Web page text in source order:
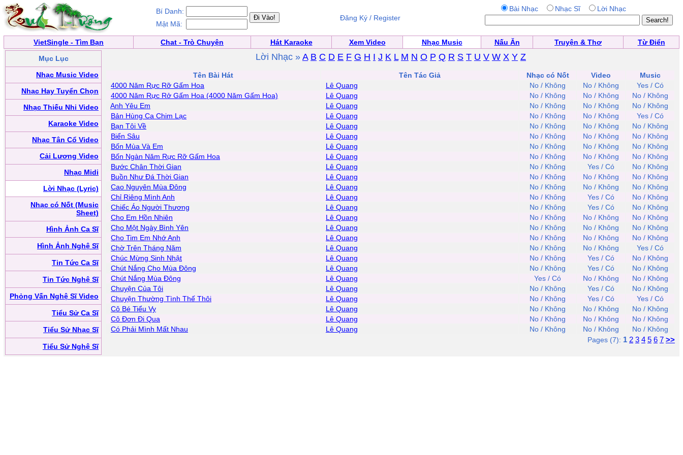
Bí Danh:
Mật Mã:
Đăng Ký / Register
Bài Nhạc Nhạc Sĩ Lời Nhạc
VietSingle - Tìm Bạn Chat - Trò Chuyện Hát Karaoke Xem Video Nhạc Music Nấu Ăn Truyện & Thơ
Từ Điển
Mục Lục
Nhạc Music Video
Nhạc Hay Tuyển Chọn
Nhạc Thiếu Nhi Video
Karaoke Video
Nhạc Tân Cổ Video
Cải Lương Video
Nhạc Midi
Lời Nhạc (Lyric)
Nhạc có Nốt (Music
Sheet)
Hình Ảnh Ca Sĩ
Hình Ảnh Nghệ Sĩ
Tin Tức Ca Sĩ
Tin Tức Nghệ Sĩ
Phỏng Vấn Nghệ Sĩ Video
Tiểu Sử Ca Sĩ
Tiểu Sử Nhạc Sĩ
Tiểu Sử Nghệ Sĩ
Lời Nhạc » A B C D E F G H I J K L M N O P Q R S T U V W X Y Z
Tên Bài Hát Tên Tác Giả Nhạc có Nốt Video
Music
4000 Năm Rực Rỡ Gấm Hoa
Lê Quang No / Không No / Không
Yes / Có
4000 Năm Rực Rở Gấm Hoa (4000 Năm Gấm Hoa)
Lê Quang No / Không No / Không
No / Không
Anh Yêu Em
Lê Quang No / Không No / Không
No / Không
Bản Hùng Ca Chim Lạc
Lê Quang No / Không No / Không
Yes / Có
Bạn Tôi Về
Lê Quang No / Không No / Không
No / Không
Biển Sâu
Lê Quang No / Không No / Không
No / Không
Bốn Mùa Và Em
Lê Quang No / Không No / Không
No / Không
Bốn Ngàn Năm Rực Rỡ Gấm Hoa
Lê Quang No / Không No / Không
No / Không
Bước Chân Thời Gian
Lê Quang No / Không Yes / Có
No / Không
Buồn Như Đá Thời Gian
Lê Quang No / Không No / Không
No / Không
Cao Nguyên Mùa Đông
Lê Quang No / Không No / Không
No / Không
Chỉ Riêng Mình Anh
Lê Quang No / Không Yes / Có
No / Không
Chiếc Áo Người Thương
Lê Quang No / Không Yes / Có
No / Không
Cho Em Hồn Nhiên
Lê Quang No / Không No / Không
No / Không
Cho Một Ngày Bình Yên
Lê Quang No / Không No / Không
No / Không
Cho Tim Em Nhớ Anh
Lê Quang No / Không No / Không
No / Không
Chờ Trên Tháng Năm
Lê Quang No / Không No / Không
Yes / Có
Chúc Mừng Sinh Nhật
Lê Quang No / Không Yes / Có
No / Không
Chút Nắng Cho Mùa Đông
Lê Quang No / Không Yes / Có
No / Không
Chút Nắng Mùa Đông
Lê Quang Yes / Có No / Không
No / Không
Chuyện Của Tôi
Lê Quang No / Không Yes / Có
No / Không
Chuyện Thường Tình Thế Thôi
Lê Quang No / Không Yes / Có
Yes / Có
Cô Bé Tiểu Vy
Lê Quang No / Không No / Không
No / Không
Cô Đơn Đi Qua
Lê Quang No / Không No / Không
No / Không
Có Phải Mình Mất Nhau
Lê Quang No / Không No / Không
No / Không
Pages (7): 1 2 3 4 5 6 7 >>